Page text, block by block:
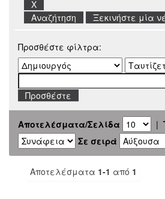
Ξεκινήστε μία
Προσθέστε φίλτρα:
Αποτελέσματα/Σελίδα |
Σε σειρά
Αποτελέσματα 1-1 από 1